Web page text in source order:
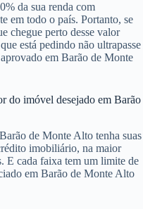
da sua renda com
em todo o país. Portanto, se
chegue perto desse valor
está pedindo não ultrapasse
em Barão de Monte
do imóvel desejado em Barão
de Monte Alto tenha suas
imobiliário, na maior
E cada faixa tem um limite de
em Barão de Monte Alto